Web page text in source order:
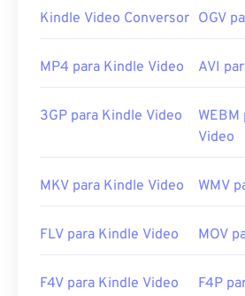
ele abre noWindows Media
. Ele não
menus. Ele pode ser
Às vezes, abrir um arquivo
MPEG-2 faz parte do arquivo.
Kindle Video Conversor OGV
MP4 para Kindle Video AVI
3GP para Kindle Video
Video
MKV para Kindle Video WMV
FLV para Kindle Video MOV
F4V para Kindle Video F4P